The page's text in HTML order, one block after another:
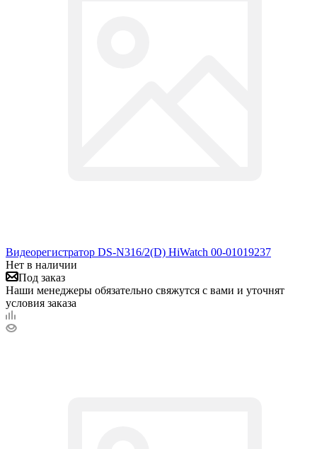
Видеорегистратор DS-N316/2(D) HiWatch 00-01019237
Нет в наличии
Под заказ
Наши менеджеры обязательно свяжутся с вами и уточнят
условия заказа